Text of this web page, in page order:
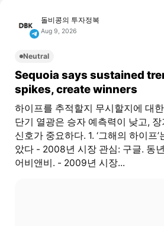
돌비콩의 투자정복
Aug 9, 2026
Neutral
Sequoia says sustained
spikes, create winners
하이프를 추적할지 무시할지에 대
단기 열광은 승자 예측력이 낮고,
신호가 중요하다. 1. ‘그해의 하이프
았다 - 2008년 시장 관심: 구글. 동
어비앤비. - 2009년 시장...